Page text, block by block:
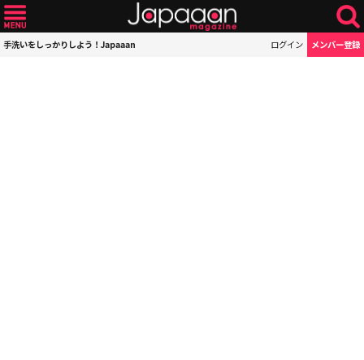
手洗いをしっかりしよう！Japaaan ログイン メンバー登録